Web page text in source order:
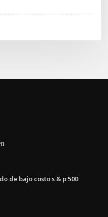
de bajo costo s & p 500